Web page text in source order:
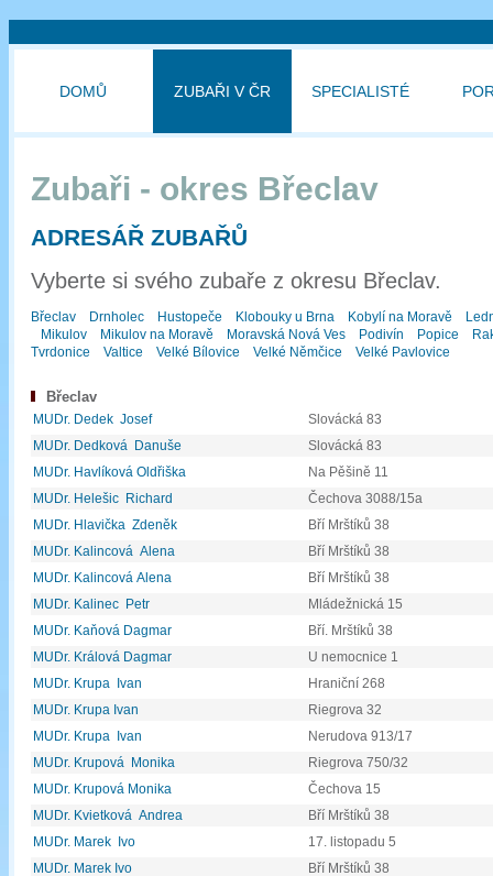
DOMŮ ZUBAŘI V ČR SPECIALISTÉ
Zubaři - okres Břeclav
ADRESÁŘ ZUBAŘŮ
Vyberte si svého zubaře z okresu Břeclav.
Břeclav Drnholec Hustopeče Klobouky u Brna Kobylí na Moravě
Mikulov
Mikulov na Moravě Moravská Nová Ves Podivín Popice
Tvrdonice
Valtice Velké Bílovice Velké Němčice Velké Pavlovice
Břeclav
MUDr. Dedek Josef
Slovácká 83
MUDr. Dedková Danuše
Slovácká 83
MUDr. Havlíková Oldřiška
Na Pěšině 11
MUDr. Helešic Richard
Čechova 3088/15a
MUDr. Hlavička Zdeněk
Bří Mrštíků 38
MUDr. Kalincová Alena
Bří Mrštíků 38
MUDr. Kalincová Alena
Bří Mrštíků 38
MUDr. Kalinec Petr
Mládežnická 15
MUDr. Kaňová Dagmar
Bří. Mrštíků 38
MUDr. Králová Dagmar
U nemocnice 1
MUDr. Krupa Ivan
Hraniční 268
MUDr. Krupa Ivan
Riegrova 32
MUDr. Krupa Ivan
Nerudova 913/17
MUDr. Krupová Monika
Riegrova 750/32
MUDr. Krupová Monika
Čechova 15
MUDr. Kvietková Andrea
Bří Mrštíků 38
MUDr. Marek Ivo
17. listopadu 5
MUDr. Marek Ivo
Bří Mrštíků 38